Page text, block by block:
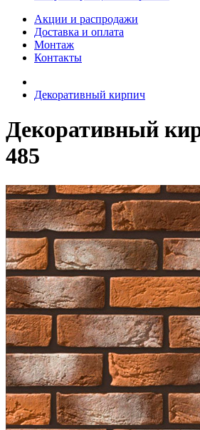
Акции и распродажи
Доставка и оплата
Монтаж
Контакты
Декоративный кирпич
Декоративный
485